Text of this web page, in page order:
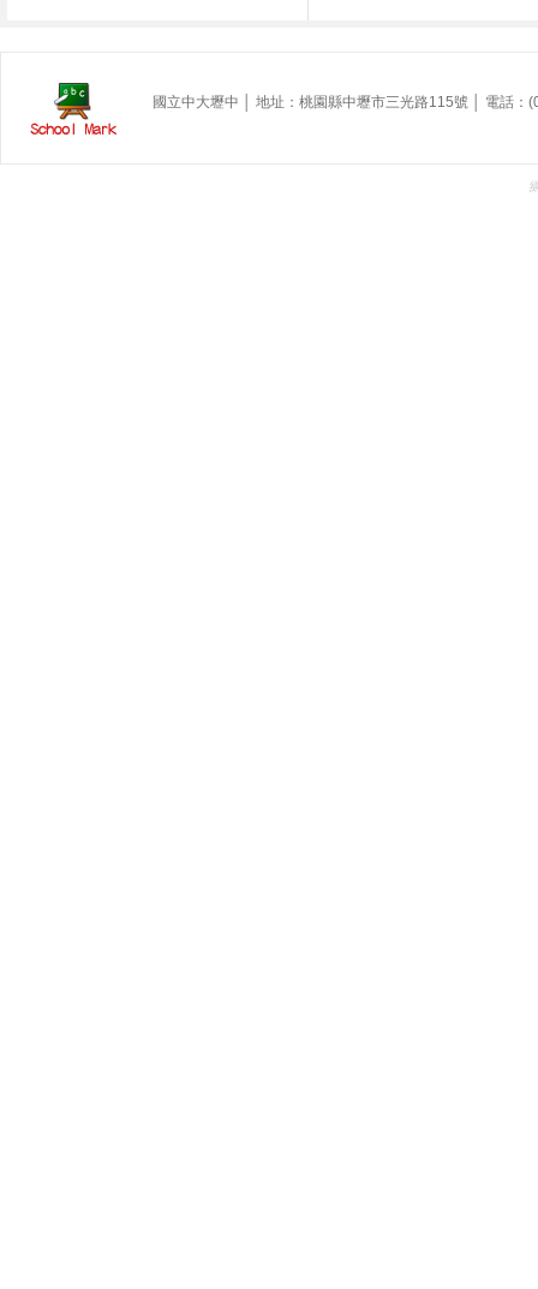
國立中大壢中 │ 地址：桃園縣中壢市三光路115號 │ 電話